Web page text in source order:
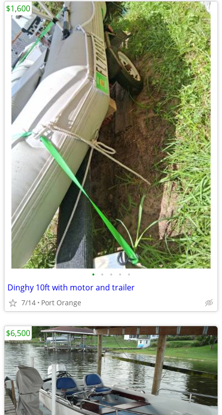
• • • • •
Dinghy 10ft with motor and trailer
7/14 Port Orange
$1,600
$6,500